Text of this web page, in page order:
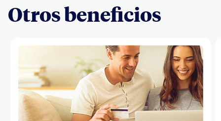
Otros beneficios